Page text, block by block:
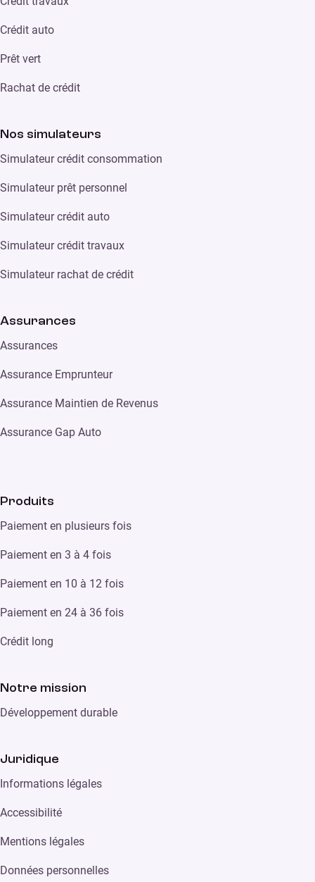
Crédit auto
Prêt vert
Rachat de crédit
Nos simulateurs
Simulateur crédit consommation
Simulateur prêt personnel
Simulateur crédit auto
Simulateur crédit travaux
Simulateur rachat de crédit
Assurances
Assurances
Assurance Emprunteur
Assurance Maintien de Revenus
Assurance Gap Auto
Produits
Paiement en plusieurs fois
Paiement en 3 à 4 fois
Paiement en 10 à 12 fois
Paiement en 24 à 36 fois
Crédit long
Notre mission
Développement durable
Juridique
Informations légales
Accessibilité
Mentions légales
Données personnelles